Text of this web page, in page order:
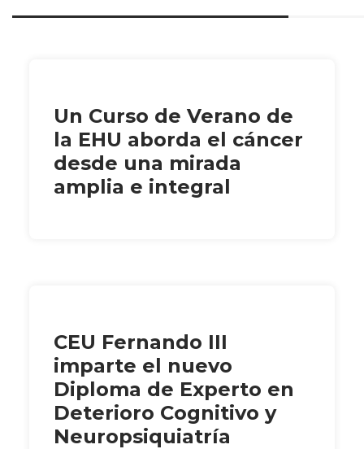
Un Curso de Verano de
la EHU aborda el cáncer
desde una mirada
amplia e integral
CEU Fernando III
imparte el nuevo
Diploma de Experto en
Deterioro Cognitivo y
Neuropsiquiatría